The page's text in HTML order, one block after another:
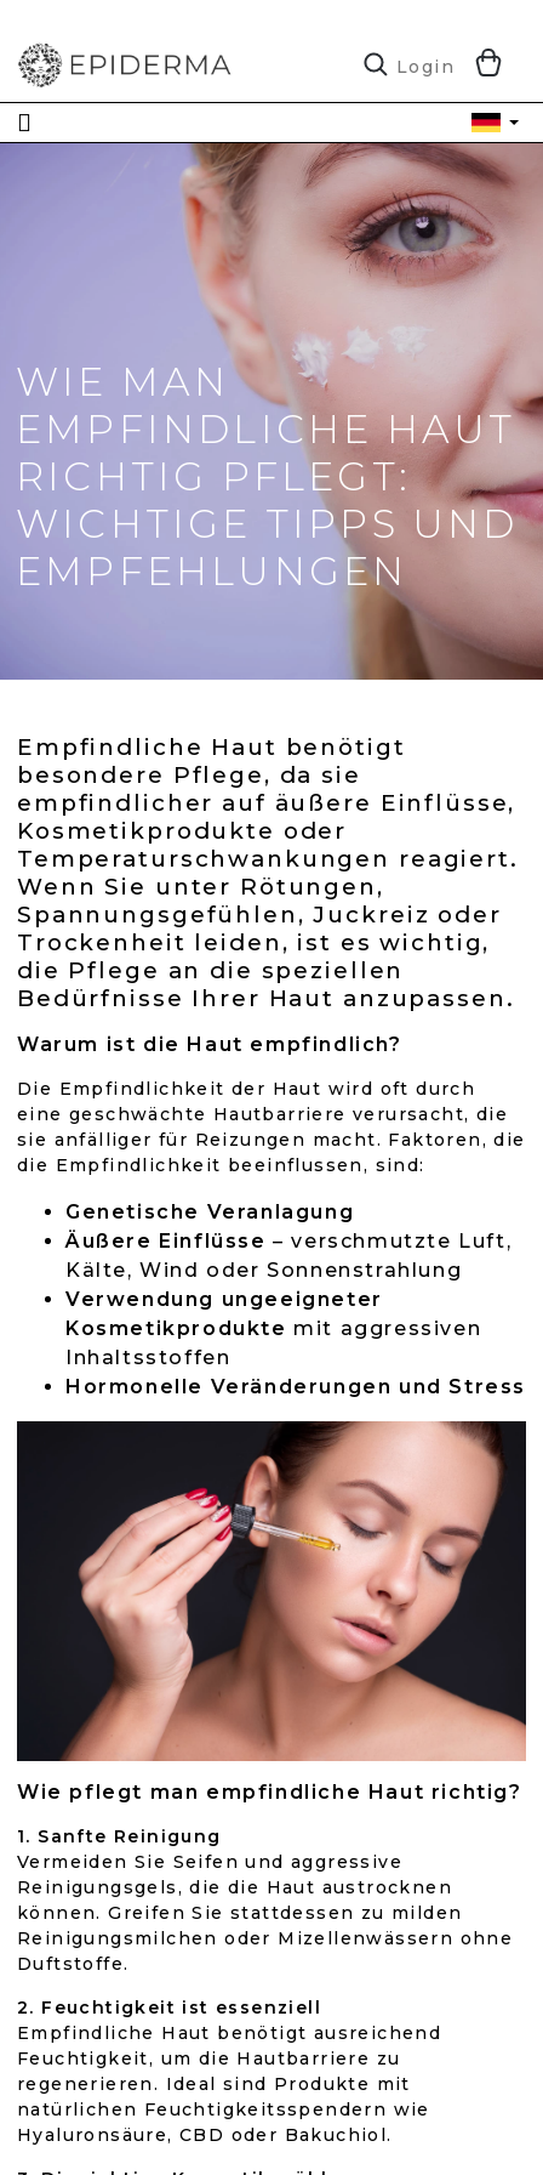
springen
Login
WIE MAN
EMPFINDLICHE HAUT
RICHTIG PFLEGT:
WICHTIGE TIPPS UND
EMPFEHLUNGEN
Empfindliche Haut benötigt
besondere Pflege, da sie
empfindlicher auf äußere Einflüsse,
Kosmetikprodukte oder
Temperaturschwankungen reagiert.
Wenn Sie unter Rötungen,
Spannungsgefühlen, Juckreiz oder
Trockenheit leiden, ist es wichtig,
die Pflege an die speziellen
Bedürfnisse Ihrer Haut anzupassen.
Warum ist die Haut empfindlich?
Die Empfindlichkeit der Haut wird oft durch
eine geschwächte Hautbarriere verursacht, die
sie anfälliger für Reizungen macht. Faktoren, die
die Empfindlichkeit beeinflussen, sind:
Genetische Veranlagung
Äußere Einflüsse – verschmutzte Luft,
Kälte, Wind oder Sonnenstrahlung
Verwendung ungeeigneter
Kosmetikprodukte mit aggressiven
Inhaltsstoffen
Hormonelle Veränderungen und Stress
Wie pflegt man empfindliche Haut richtig?
1. Sanfte Reinigung
Vermeiden Sie Seifen und aggressive
Reinigungsgels, die die Haut austrocknen
können. Greifen Sie stattdessen zu milden
Reinigungsmilchen oder Mizellenwässern ohne
Duftstoffe.
2. Feuchtigkeit ist essenziell
Empfindliche Haut benötigt ausreichend
Feuchtigkeit, um die Hautbarriere zu
regenerieren. Ideal sind Produkte mit
natürlichen Feuchtigkeitsspendern wie
Hyaluronsäure, CBD oder Bakuchiol.